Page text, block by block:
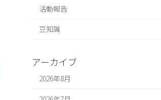
活動報告
豆知識
アーカイブ
2026年8月